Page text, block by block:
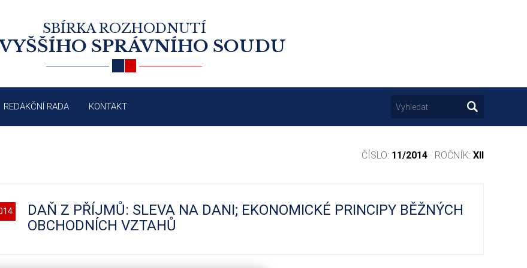
SBÍRKA ROZHODNUTÍ
SPRÁVNÍHO SOUDU
REDAKČNÍ RADA KONTAKT
ČÍSLO: 11/2014 · ROČNÍK: XII
DAŇ Z PŘÍJMŮ: SLEVA NA DANI; EKONOMICKÉ PRINCIPY BĚŽNÝCH
OBCHODNÍCH VZTAHŮ